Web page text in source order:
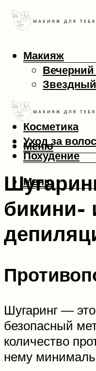
Макияж
Макияж
Макияж
Косметика
Уход за
Похудение
Меню
Меню
бикини-
Шугаринг —
безопасный
количество
нему